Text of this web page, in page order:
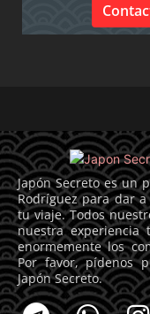
Japón Secreto es un
Rodríguez para dar
tu viaje. Todos
nuestra experiencia
enormemente los
Por favor, pídenos
Japón Secreto.